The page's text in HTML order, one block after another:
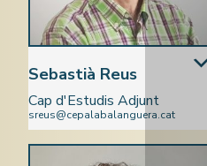
Sebastià Reus
Cap d'Estudis Adjunt
sreus@cepalabalanguera.cat
Ciències Naturals